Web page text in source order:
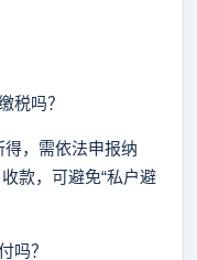
吗？
，需依法申报纳
款，可避免“私户避
吗？